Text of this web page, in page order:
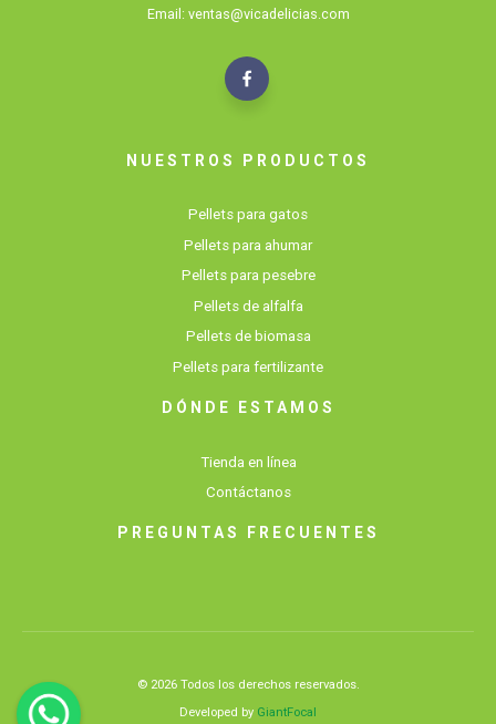
Email: ventas@vicadelicias.com
NUESTROS PRODUCTOS
Pellets para gatos
Pellets para ahumar
Pellets para pesebre
Pellets de alfalfa
Pellets de biomasa
Pellets para fertilizante
DÓNDE ESTAMOS
Tienda en línea
Contáctanos
PREGUNTAS FRECUENTES
© 2026 Todos los derechos reservados.
Developed by GiantFocal